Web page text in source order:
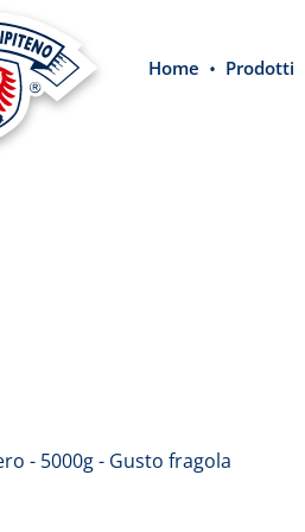
navigazione principale
Home Prodotti